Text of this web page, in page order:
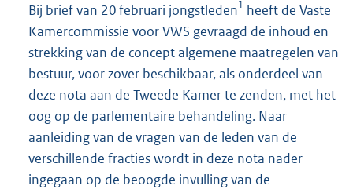
Bij brief van 20 februari jongstleden1 heeft de Vaste
Kamercommissie voor VWS gevraagd de inhoud en
strekking van de concept algemene maatregelen van
bestuur, voor zover beschikbaar, als onderdeel van
deze nota aan de Tweede Kamer te zenden, met het
oog op de parlementaire behandeling. Naar
aanleiding van de vragen van de leden van de
verschillende fracties wordt in deze nota nader
ingegaan op de beoogde invulling van de